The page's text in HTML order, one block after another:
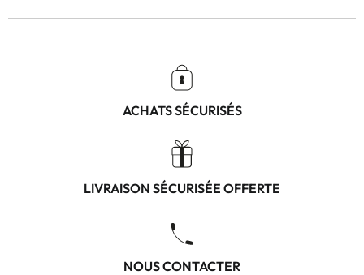
ACHATS SÉCURISÉS
LIVRAISON SÉCURISÉE OFFERTE
NOUS CONTACTER